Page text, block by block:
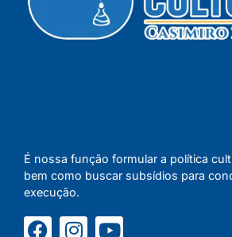
É nossa função formular a política
bem como buscar subsídios para
execução.